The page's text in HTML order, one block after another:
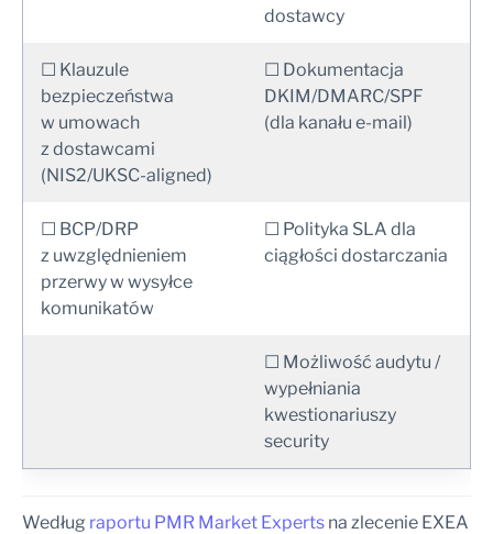
dostawcy
☐ Klauzule
bezpieczeństwa
w umowach
z dostawcami
(NIS2/UKSC-aligned)
☐ Dokumentacja
DKIM/DMARC/SPF
(dla kanału e-mail)
☐ BCP/DRP
z uwzględnieniem
przerwy w wysyłce
komunikatów
☐ Polityka SLA dla
ciągłości dostarczania
☐ Możliwość audytu /
wypełniania
kwestionariuszy
security
Według raportu PMR Market Experts na zlecenie EXEA